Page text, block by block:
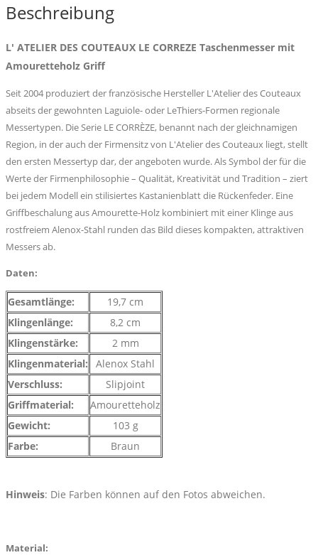
mit
Menge
Beschreibung
L' ATELIER DES COUTEAUX LE CORREZE Taschenmesser mit
Amouretteholz Griff
Seit 2004 produziert der französische Hersteller L'Atelier des Couteaux
abseits der gewohnten Laguiole- oder LeThiers-Formen regionale
Messertypen. Die Serie LE CORRÈZE, benannt nach der gleichnamigen
Region, in der auch der Firmensitz von L'Atelier des Couteaux liegt, stellt
den ersten Messertyp dar, der angeboten wurde. Als Symbol der für die
Werte der Firmenphilosophie – Qualität, Kreativität und Tradition – ziert
bei jedem Modell ein stilisiertes Kastanienblatt die Rückenfeder. Eine
Griffbeschalung aus Amourette-Holz kombiniert mit einer Klinge aus
rostfreiem Alenox-Stahl runden das Bild dieses kompakten, attraktiven
Messers ab.
Daten:
Gesamtlänge:
19,7 cm
Klingenlänge:
8,2 cm
Klingenstärke:
2 mm
Klingenmaterial:
Alenox Stahl
Verschluss:
Slipjoint
Griffmaterial:
Amouretteholz
Gewicht:
103 g
Farbe:
Braun
Hinweis: Die Farben können auf den Fotos abweichen.
Material: